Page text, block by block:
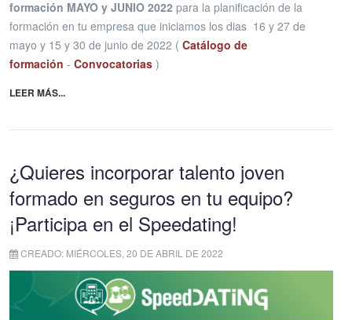
formación MAYO y JUNIO 2022 para la planificación de la
formación en tu empresa que iniciamos los dias 16 y 27 de
mayo y 15 y 30 de junio de 2022 ( Catálogo de
formación - Convocatorias )
LEER MÁS...
¿Quieres incorporar talento joven
formado en seguros en tu equipo?
¡Participa en el Speedating!
CREADO: MIÉRCOLES, 20 DE ABRIL DE 2022